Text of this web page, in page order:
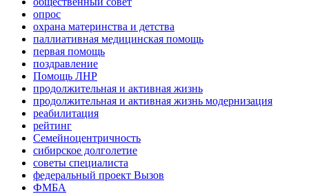
опрос
охрана материнства и детства
паллиативная медицинская помощь
первая помощь
поздравление
Помощь ЛНР
продолжительная и активная жизнь
продолжительная и активная жизнь модернизация
реабилитация
рейтинг
Семейноцентричность
сибирское долголетие
советы специалиста
федеральный проект Вызов
ФМБА